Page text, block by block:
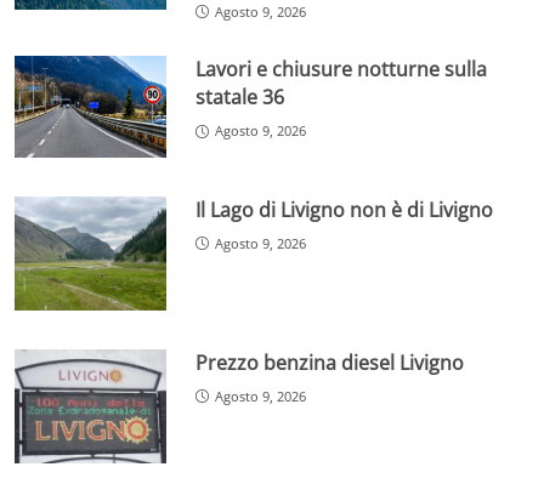
Agosto 9, 2026
Lavori e chiusure notturne sulla
statale 36
Agosto 9, 2026
Il Lago di Livigno non è di Livigno
Agosto 9, 2026
Prezzo benzina diesel Livigno
Agosto 9, 2026